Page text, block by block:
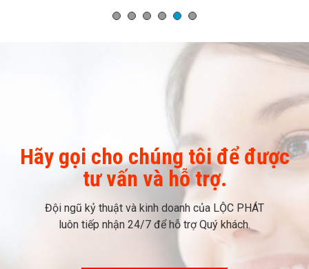
Hãy gọi cho chúng tôi để được
tư vấn và hỗ trợ.
Đội ngũ kỷ thuật và kinh doanh của LỘC PHÁT
luôn tiếp nhận 24/7 để hỗ trợ Quý khách.